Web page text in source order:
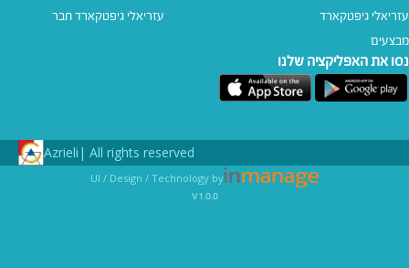
עזריאלי גיפטקארד
מבצעים
עזריאלי גיפטקארד חבר‎
נסו את האפליקציה שלנו
All rights reserved |
Azrieli
UI / Design / Technology by
v1.0.0